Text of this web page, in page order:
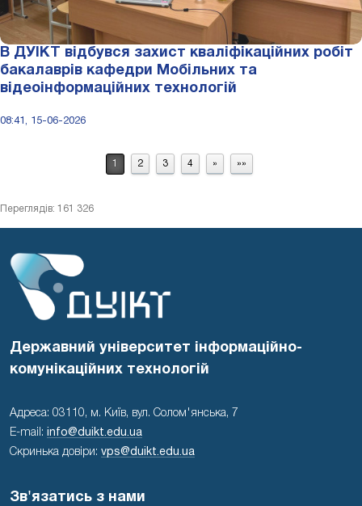
В ДУІКТ відбувся захист кваліфікаційних робіт
бакалаврів кафедри Мобільних та
відеоінформаційних технологій
08:41, 15-06-2026
1 2 3 4 » »»
Переглядів: 161 326
Державний університет інформаційно-
комунікаційних технологій
Адреса: 03110, м. Київ, вул. Солом'янська, 7
E-mail:
info@duikt.edu.ua
Скринька довіри: vps@duikt.edu.ua
Зв'язатись з нами